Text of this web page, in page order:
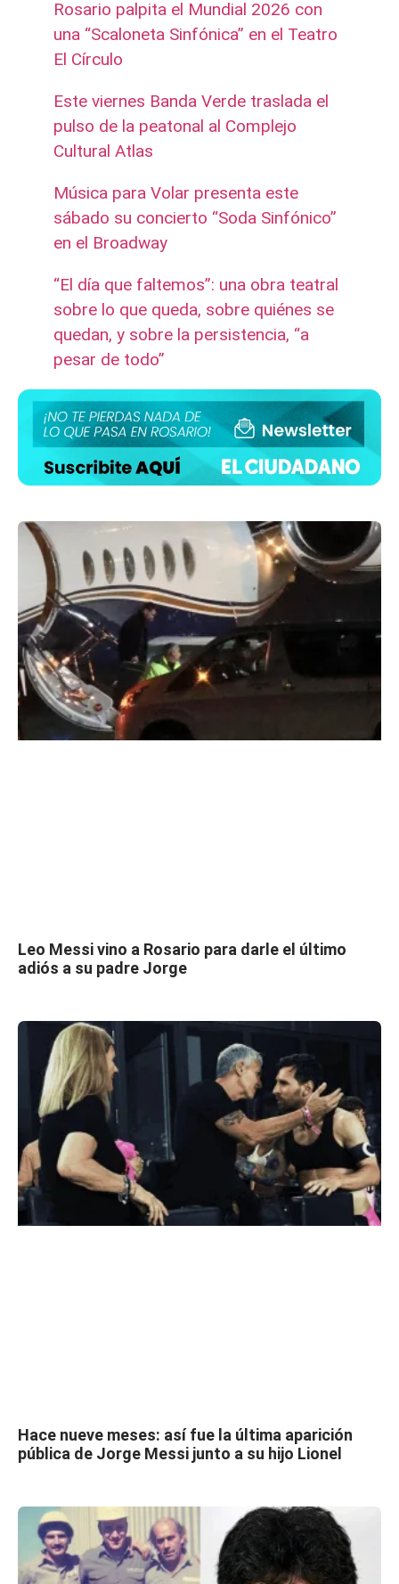
Rosario palpita el Mundial 2026 con
una “Scaloneta Sinfónica” en el Teatro
El Círculo
Este viernes Banda Verde traslada el
pulso de la peatonal al Complejo
Cultural Atlas
Música para Volar presenta este
sábado su concierto “Soda Sinfónico”
en el Broadway
“El día que faltemos”: una obra teatral
sobre lo que queda, sobre quiénes se
quedan, y sobre la persistencia, “a
pesar de todo”
Leo Messi vino a Rosario para darle el último
adiós a su padre Jorge
Hace nueve meses: así fue la última aparición
pública de Jorge Messi junto a su hijo Lionel